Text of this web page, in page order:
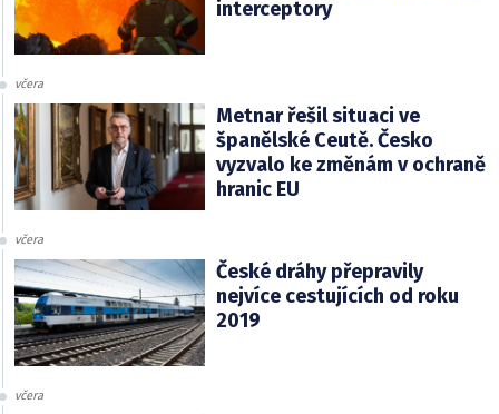
interceptory
včera
Metnar řešil situaci ve
španělské Ceutě. Česko
vyzvalo ke změnám v ochraně
hranic EU
včera
České dráhy přepravily
nejvíce cestujících od roku
2019
včera